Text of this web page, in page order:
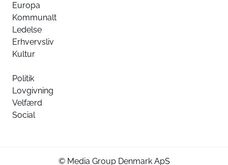
Europa
Kommunalt
Ledelse
Erhvervsliv
Kultur
Politik
Lovgivning
Velfærd
Social
© Media Group Denmark ApS